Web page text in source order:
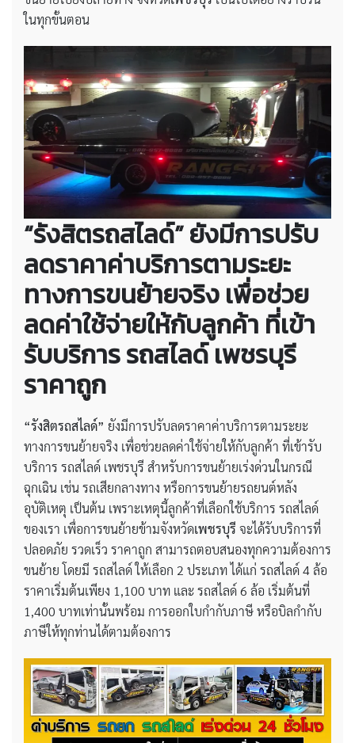
ในทุกขั้นตอน
“รังสิตรถสไลด์” ยังมีการปรับ
ลดราคาค่าบริการตามระยะ
ทางการขนย้ายจริง เพื่อช่วย
ลดค่าใช้จ่ายให้กับลูกค้า ที่เข้า
รับบริการรถสไลด์ เพชรบุรี
ราคาถูก
“รังสิตรถสไลด์” ยังมีการปรับลดราคาค่าบริการตามระยะ
ทางการขนย้ายจริง เพื่อช่วยลดค่าใช้จ่ายให้กับลูกค้า ที่เข้ารับ
บริการ รถสไลด์ เพชรบุรี สำหรับการขนย้ายเร่งด่วนในกรณี
ฉุกเฉิน เช่น รถเสียกลางทาง หรือการขนย้ายรถยนต์หลัง
อุบัติเหตุ เป็นต้น เพราะเหตุนี้ลูกค้าที่เลือกใช้บริการ รถสไลด์
ของเรา เพื่อการขนย้ายข้ามจังหวัดเพชรบุรี จะได้รับบริการที่
ปลอดภัย รวดเร็ว ราคาถูก สามารถตอบสนองทุกความต้องการ
ขนย้าย โดยมี รถสไลด์ ให้เลือก 2 ประเภท ได้แก่ รถสไลด์ 4 ล้อ
ราคาเริ่มต้นเพียง 1,100 บาท และ รถสไลด์ 6 ล้อ เริ่มต้นที่
1,400 บาทเท่านั้นพร้อม การออกใบกำกับภาษี หรือบิลกำกับ
ภาษีให้ทุกท่านได้ตามต้องการ